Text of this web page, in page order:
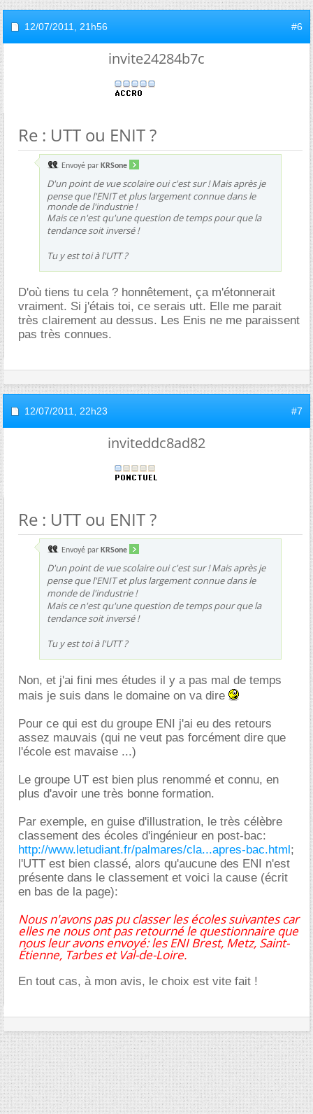
12/07/2011, 21h56 #6
invite24284b7c
Re : UTT ou ENIT ?
Envoyé par KRSone
D'un point de vue scolaire oui c'est sur ! Mais après je
pense quel'ENIT et plus largement connue dans le
monde de l'industrie !
Mais ce n'est qu'une question de temps pour que la
tendance soit inversé !
Tu y est toi à l'UTT ?
D'où tiens tu cela ? honnêtement, ça m'étonnerait
vraiment. Si j'étais toi, ce serais utt. Elle me parait
très clairement au dessus. Les Enis ne me paraissent
pas très connues.
12/07/2011, 22h23 #7
inviteddc8ad82
Re : UTT ou ENIT ?
Envoyé par KRSone
D'un point de vue scolaire oui c'est sur ! Mais après je
pense que l'ENIT et plus largement connue dans le
monde de l'industrie !
Mais ce n'est qu'une question de temps pour que la
tendance soit inversé !
Tu y est toi à l'UTT ?
Non, et j'ai fini mes études il y a pas mal de temps
mais je suis dans le domaine on va dire
Pour ce qui est du groupe ENI j'ai eu des retours
assez mauvais (qui ne veut pas forcément dire que
l'école est mavaise ...)
Le groupe UT est bien plus renommé et connu, en
plus d'avoir une très bonne formation.
Par exemple, en guise d'illustration, le très célèbre
classement des écoles d'ingénieur en post-bac:
http://www.letudiant.fr/palmares/cla...apres-bac.html;
l'UTT est bien classé, alors qu'aucune des ENI n'est
présente dans le classement et voici la cause (écrit
en bas de la page):
Nous n'avons pas pu classer les écoles suivantes car
elles ne nous ont pas retourné le questionnaire que
nous leur avons envoyé: les ENI Brest, Metz, Saint-
Étienne, Tarbes et Val-de-Loire.
En tout cas, à mon avis, le choix est vite fait !